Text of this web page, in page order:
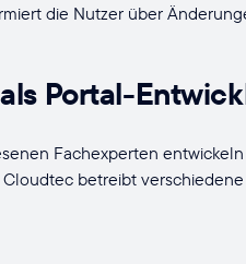
die Nutzer über
Portal-
Fachexperten
betreibt verschiedene